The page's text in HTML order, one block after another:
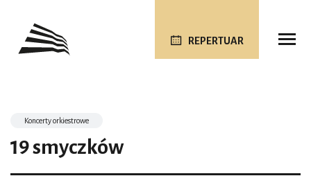
REPERTUAR
Koncerty orkiestrowe
19 smyczków